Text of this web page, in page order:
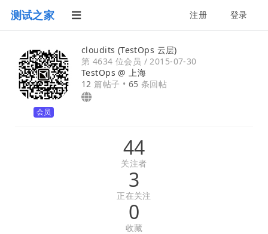
测试之家 注册 登录
会员
cloudits (TestOps 云层)
第 4634 位会员 /2015-07-30
TestOps @上海
12 篇帖子 • 65 条回帖
44
关注者
3
正在关注
0
收藏